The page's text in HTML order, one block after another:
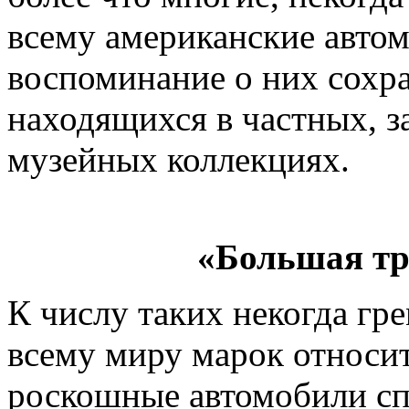
всему американские
воспоминание о них
находящихся в частных,
музейных коллекциях.
«Большая
К числу таких некогда
всему миру марок
роскошные автомобили